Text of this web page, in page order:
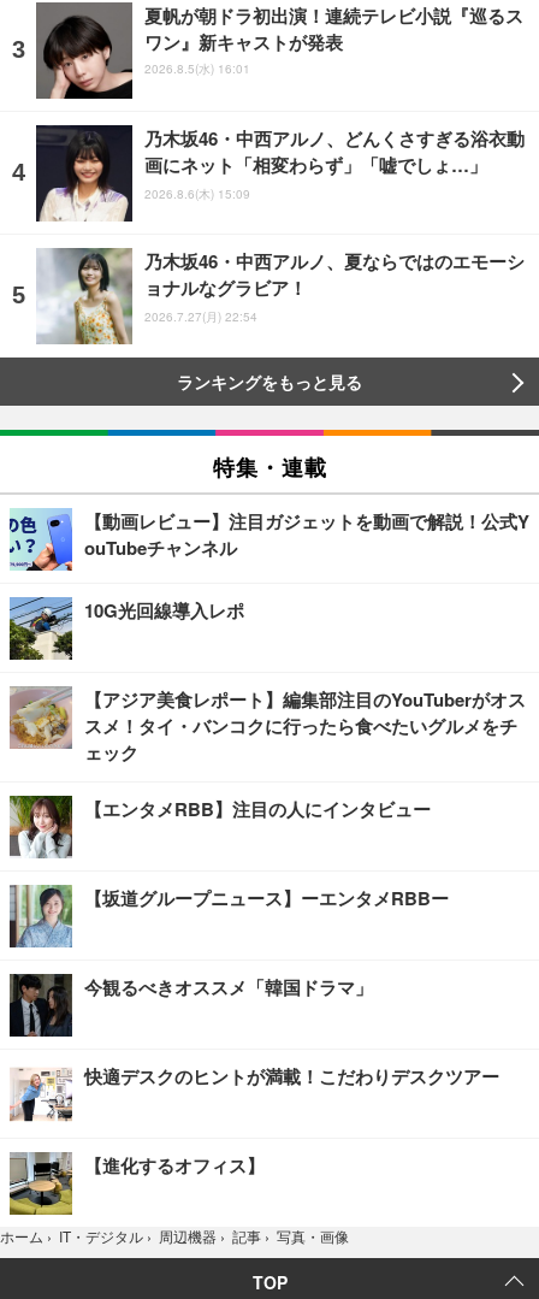
夏帆が朝ドラ初出演！連続テレビ小説『巡るス
ワン』新キャストが発表
2026.8.5(水) 16:01
乃木坂46・中西アルノ、どんくさすぎる浴衣動
画にネット「相変わらず」「嘘でしょ…」
2026.8.6(木) 15:09
乃木坂46・中西アルノ、夏ならではのエモーシ
ョナルなグラビア！
2026.7.27(月) 22:54
ランキングをもっと見る
特集・連載
【動画レビュー】注目ガジェットを動画で解説！公式Y
ouTubeチャンネル
10G光回線導入レポ
【アジア美食レポート】編集部注目のYouTuberがオス
スメ！タイ・バンコクに行ったら食べたいグルメをチ
ェック
【エンタメRBB】注目の人にインタビュー
【坂道グループニュース】ーエンタメRBBー
今観るべきオススメ「韓国ドラマ」
快適デスクのヒントが満載！こだわりデスクツアー
【進化するオフィス】
ホーム › IT・デジタル › 周辺機器 › 記事 › 写真・画像
TOP